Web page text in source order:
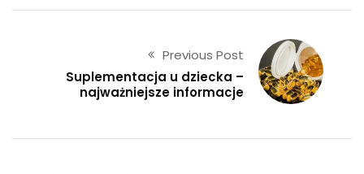
Previous Post
Suplementacja u dziecka –
najważniejsze informacje